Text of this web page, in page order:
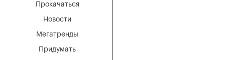
Мегатренды
Придумать
Новости
Прокачаться